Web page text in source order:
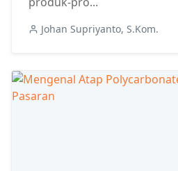
Johan Supriyanto, S.Kom.